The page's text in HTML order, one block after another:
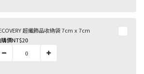
超纖飾品收納袋 7cm x 7cm
價NT$20